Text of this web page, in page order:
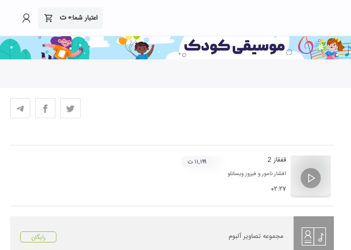
اعتبار شما:۰ت
قفقاز 2
افشار نامورو فیروز ویسانلو
۰۲:۲۷
۱۱,۱۹۹ ت
مجموعه تصاویر آلبوم رایگان